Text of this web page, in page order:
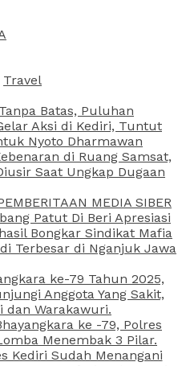
Travel
Batas, Puluhan
Aksi di Kediri, Tuntut
Nyoto Dharmawan
di Ruang Samsat,
Saat Ungkap Dugaan
MEDIA SIBER
Patut Di Beri Apresiasi
Bongkar Sindikat Mafia
Terbesar di Nganjuk Jawa
ke-79 Tahun 2025,
Anggota Yang Sakit,
dan Warakawuri.
ke -79, Polres
Menembak 3 Pilar.
Kediri Sudah Menangani